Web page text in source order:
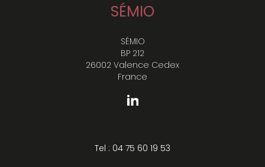
SÉMIO
SÉMIO
BP 212
26002 Valence Cedex
France
Tel : 04 75 60 19 53